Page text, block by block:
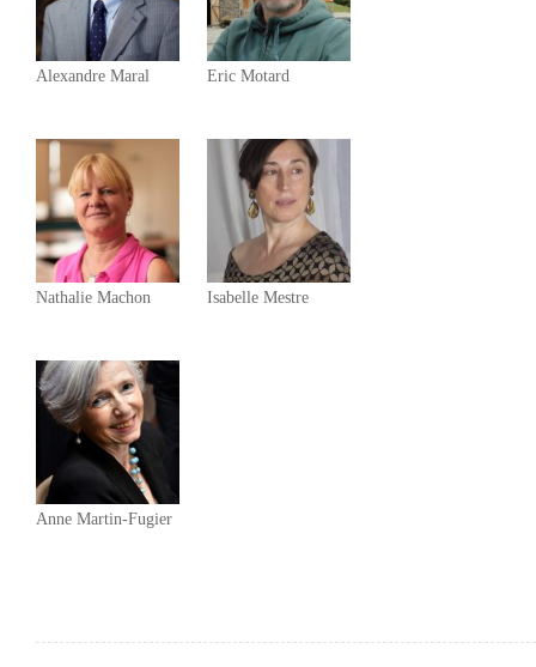
Alexandre Maral Eric Motard
Nathalie Machon Isabelle Mestre
Anne Martin-Fugier